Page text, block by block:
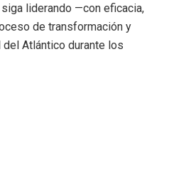
liderando —con eficacia,
de transformación y
Atlántico durante los